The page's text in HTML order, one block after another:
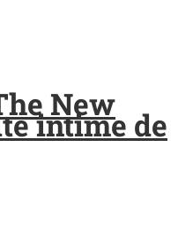
New
intime de